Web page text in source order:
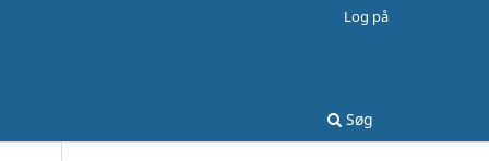
Søg
Log på